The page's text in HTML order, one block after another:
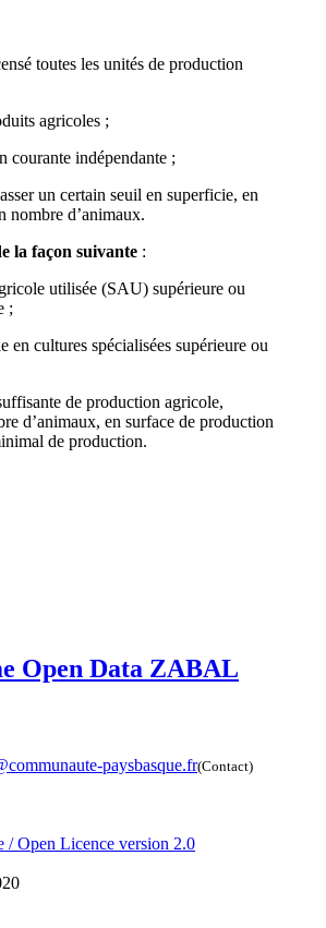
toutes les unités de production
agricoles ;
courante indépendante ;
un certain seuil en superficie, en
nombre d’animaux.
la façon suivante :
utilisée (SAU) supérieure ou
;
en cultures spécialisées supérieure ou
de production agricole,
d’animaux, en surface de production
de production.
Open Data ZABAL
paysbasque.fr(Contact)
/ Open Licence version 2.0